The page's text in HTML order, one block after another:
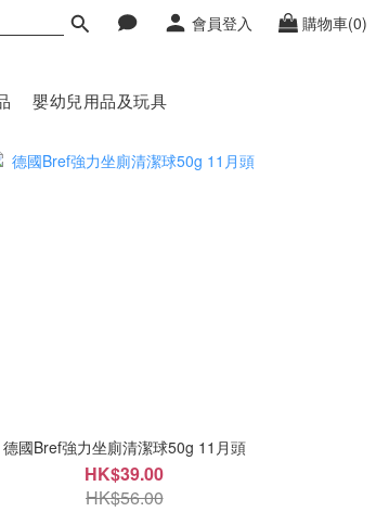
會員登入 購物車(0)
嬰幼兒用品及玩具
德國Bref強力坐廁清潔球50g 11月頭
HK$39.00
HK$56.00